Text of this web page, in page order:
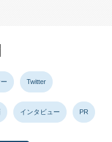
Twitter
インタビュー PR